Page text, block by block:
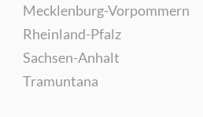
Mecklenburg-Vorpommern
Rheinland-Pfalz
Sachsen-Anhalt
Tramuntana